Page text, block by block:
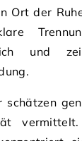
Ort der
und
schätzen